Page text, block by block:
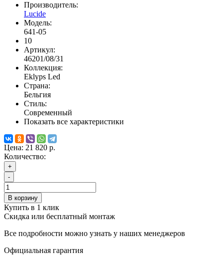
Производитель:
Lucide
Модель:
641-05
10
Артикул:
46201/08/31
Коллекция:
Eklyps Led
Страна:
Бельгия
Стиль:
Современный
Показать все характеристики
Цена: 21 820 р.
Количество:
+
-
В корзину
Купить в 1 клик
Скидка или бесплатный монтаж
Все подробности можно узнать у наших менеджеров
Официальная гарантия